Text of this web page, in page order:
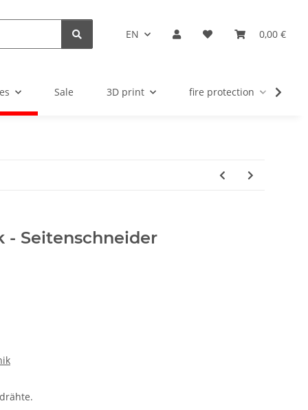
EN 0,00 €
Sale 3D print fire protection
- Seitenschneider